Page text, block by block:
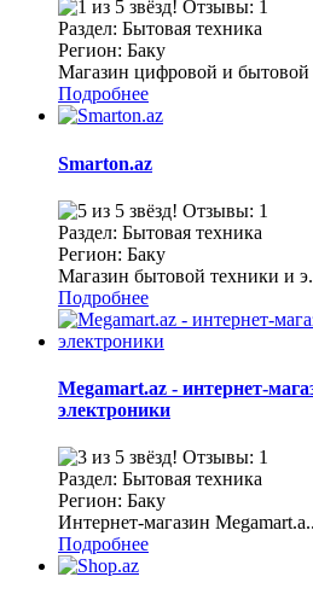
Отзывы: 1
Раздел: Бытовая техника
Регион: Баку
Магазин цифровой и бытовой
Подробнее
Smarton.az
Отзывы: 1
Раздел: Бытовая техника
Регион: Баку
Магазин бытовой техники и
Подробнее
Megamart.az - интернет-
электроники
Отзывы: 1
Раздел: Бытовая техника
Регион: Баку
Интернет-магазин
Подробнее